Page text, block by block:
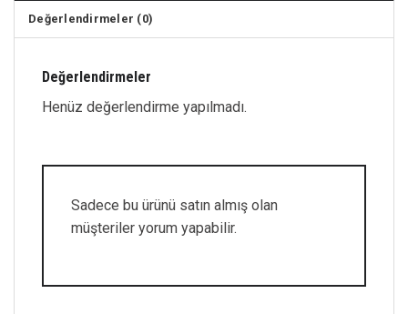
Değerlendirmeler (0)
Değerlendirmeler
Henüz değerlendirme yapılmadı.
Sadece bu ürünü satın almış olan
müşteriler yorum yapabilir.